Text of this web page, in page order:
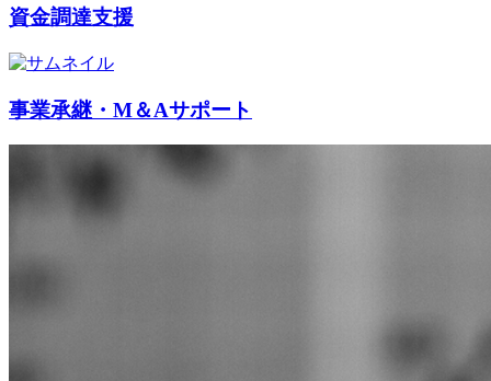
資金調達支援
事業承継・M＆Aサポート